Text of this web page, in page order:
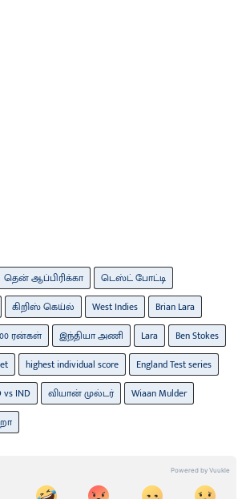
தென் ஆப்பிரிக்கா
டெஸ்ட் போட்டி
கிறிஸ் கெய்ல் West Indies
Brian Lara
ரன்கள் இந்தியா அணி Lara
Ben Stokes
highest individual score
England Test series
vs IND வியான் முல்டர்
Wiaan Mulder